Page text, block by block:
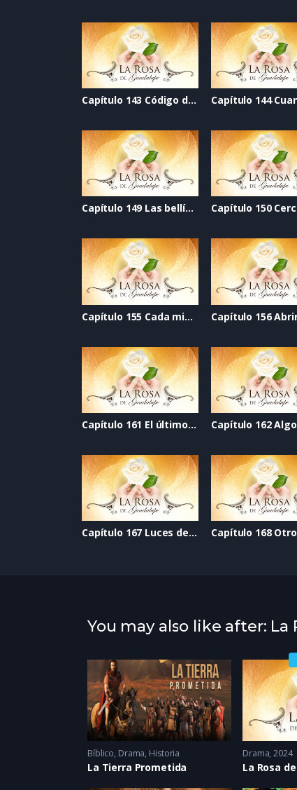
Capítulo 143 Código de seguridad
Capítulo 149 Las bellísimas
Capítulo 155 Cada migaja
Capítulo 161 El último golpe
Capítulo 167 Luces de Navidad
You may also like after: La
Bíblico, Drama, Historia
La Tierra Prometida
Drama 2024
La Rosa